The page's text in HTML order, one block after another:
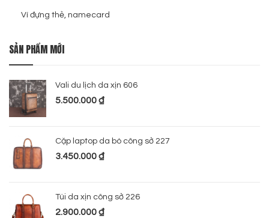
Ví đựng thẻ, namecard
SẢN PHẨM MỚI
Vali du lịch da xịn 606
5.500.000₫
Cặp laptop da bò công sở 227
3.450.000₫
Túi da xịn công sở 226
2.900.000₫